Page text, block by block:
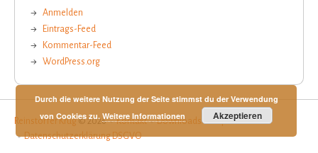
Anmelden
Eintrags-Feed
Kommentar-Feed
WordPress.org
Reinstorfer Krug© 2026 Kontakt Downloads
Impressum
Datenschutzerklärung DSGVO
Durch die weitere Nutzung der Seite stimmst du der Verwendung
von Cookies zu.Weitere Informationen Akzeptieren